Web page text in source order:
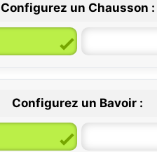
6 / 12 mois
Configurez un Chausson :
Configurez un Bavoir :